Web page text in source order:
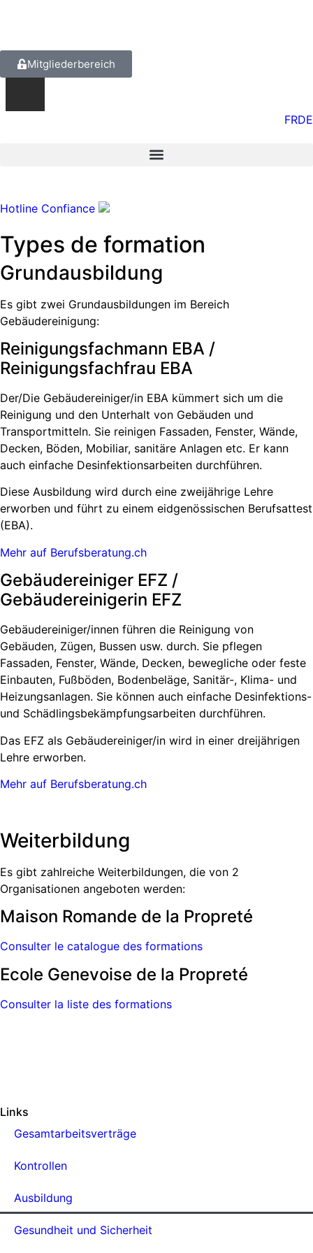
Mitgliederbereich
FRDE
Hotline Confiance
Types de formation
Grundausbildung
Es gibt zwei Grundausbildungen im Bereich
Gebäudereinigung:
Reinigungsfachmann EBA /
Reinigungsfachfrau EBA
Der/Die Gebäudereiniger/in EBA kümmert sich um die
Reinigung und den Unterhalt von Gebäuden und
Transportmitteln. Sie reinigen Fassaden, Fenster, Wände,
Decken, Böden, Mobiliar, sanitäre Anlagen etc. Er kann
auch einfache Desinfektionsarbeiten durchführen.
Diese Ausbildung wird durch eine zweijährige Lehre
erworben und führt zu einem eidgenössischen Berufsattest
(EBA).
Mehr auf Berufsberatung.ch
Gebäudereiniger EFZ /
Gebäudereinigerin EFZ
Gebäudereiniger/innen führen die Reinigung von
Gebäuden, Zügen, Bussen usw. durch. Sie pflegen
Fassaden, Fenster, Wände, Decken, bewegliche oder feste
Einbauten, Fußböden, Bodenbeläge, Sanitär-, Klima- und
Heizungsanlagen. Sie können auch einfache Desinfektions-
und Schädlingsbekämpfungsarbeiten durchführen.
Das EFZ als Gebäudereiniger/in wird in einer dreijährigen
Lehre erworben.
Mehr auf Berufsberatung.ch
Weiterbildung
Es gibt zahlreiche Weiterbildungen, die von 2
Organisationen angeboten werden:
Maison Romande de la Propreté
Consulter le catalogue des formations
Ecole Genevoise de la Propreté
Consulter la liste des formations
Links
Gesamtarbeitsverträge
Kontrollen
Ausbildung
Gesundheit und Sicherheit